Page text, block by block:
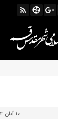
10 آبان 1404 - 11:10